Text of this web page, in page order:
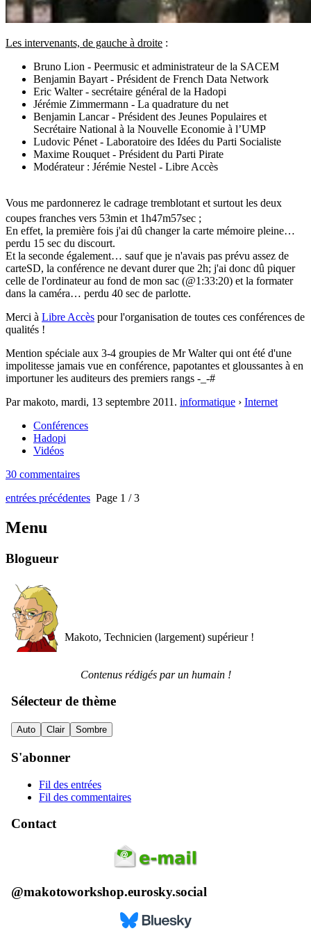
Les intervenants, de gauche à droite :
Bruno Lion - Peermusic et administrateur de la SACEM
Benjamin Bayart - Président de French Data Network
Eric Walter - secrétaire général de la Hadopi
Jérémie Zimmermann - La quadrature du net
Benjamin Lancar - Président des Jeunes Populaires et
Secrétaire National à la Nouvelle Economie à l’UMP
Ludovic Pénet - Laboratoire des Idées du Parti Socialiste
Maxime Rouquet - Président du Parti Pirate
Modérateur : Jérémie Nestel - Libre Accès
Vous me pardonnerez le cadrage tremblotant et surtout les deux
coupes franches vers 53min et 1h47m57sec ;
En effet, la première fois j'ai dû changer la carte mémoire pleine…
perdu 15 sec du discourt.
Et la seconde également… sauf que je n'avais pas prévu assez de
carteSD, la conférence ne devant durer que 2h; j'ai donc dû piquer
celle de l'ordinateur au fond de mon sac (@1:33:20) et la formater
dans la caméra… perdu 40 sec de parlotte.
Merci à Libre Accès pour l'organisation de toutes ces conférences de
qualités !
Mention spéciale aux 3-4 groupies de Mr Walter qui ont été d'une
impolitesse jamais vue en conférence, papotantes et gloussantes à en
importuner les auditeurs des premiers rangs -_-#
Par makoto, mardi, 13 septembre 2011 . informatique › Internet
Conférences
Hadopi
Vidéos
30 commentaires
entrées précédentes Page 1 / 3
Menu
Blogueur
Makoto, Technicien (largement) supérieur !
Contenus rédigés par un humain !
Sélecteur de thème
Auto Clair Sombre
S'abonner
Fil des entrées
Fil des commentaires
Contact
@makotoworkshop.eurosky.social